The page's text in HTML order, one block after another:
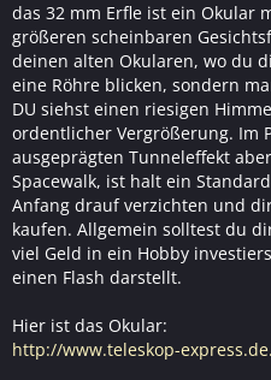
das 32 mm Erfle ist ein Okular
größeren scheinbaren
deinen alten Okularen, wo du
eine Röhre blicken, sondern
DU siehst einen riesigen
ordentlicher Vergrößerung. Im
ausgeprägten Tunneleffekt
Spacewalk, ist halt ein
Anfang drauf verzichten und
kaufen. Allgemein solltest du
viel Geld in ein Hobby
einen Flash darstellt.
Hier ist das Okular:
http://www.teleskop-